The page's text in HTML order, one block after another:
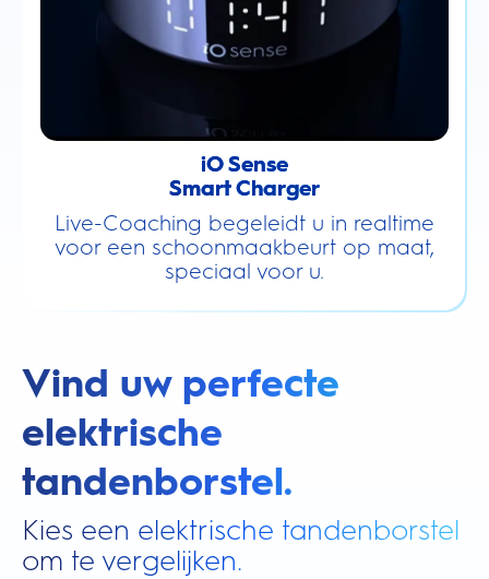
iO Sense
Smart Charger
Live-Coaching begeleidt u in realtime
voor een schoonmaakbeurt op maat,
speciaal voor u.
Vind uw perfecte
elektrische
tandenborstel.
Kies een elektrische tandenborstel
om te vergelijken.